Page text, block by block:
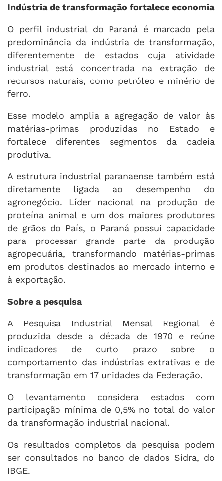
Indústria de transformação fortalece economia
O perfil industrial do Paraná é marcado pela
predominância da indústria de transformação,
diferentemente de estados cuja atividade
industrial está concentrada na extração de
recursos naturais, como petróleo e minério de
ferro.
Esse modelo amplia a agregação de valor às
matérias-primas produzidas no Estado e
fortalece diferentes segmentos da cadeia
produtiva.
A estrutura industrial paranaense também está
diretamente ligada ao desempenho do
agronegócio. Líder nacional na produção de
proteína animal e um dos maiores produtores
de grãos do País, o Paraná possui capacidade
para processar grande parte da produção
agropecuária, transformando matérias-primas
em produtos destinados ao mercado interno e
à exportação.
Sobre a pesquisa
A Pesquisa Industrial Mensal Regional é
produzida desde a década de 1970 e reúne
indicadores de curto prazo sobre o
comportamento das indústrias extrativas e de
transformação em 17 unidades da Federação.
O levantamento considera estados com
participação mínima de 0,5% no total do valor
da transformação industrial nacional.
Os resultados completos da pesquisa podem
ser consultados no banco de dados Sidra, do
IBGE.